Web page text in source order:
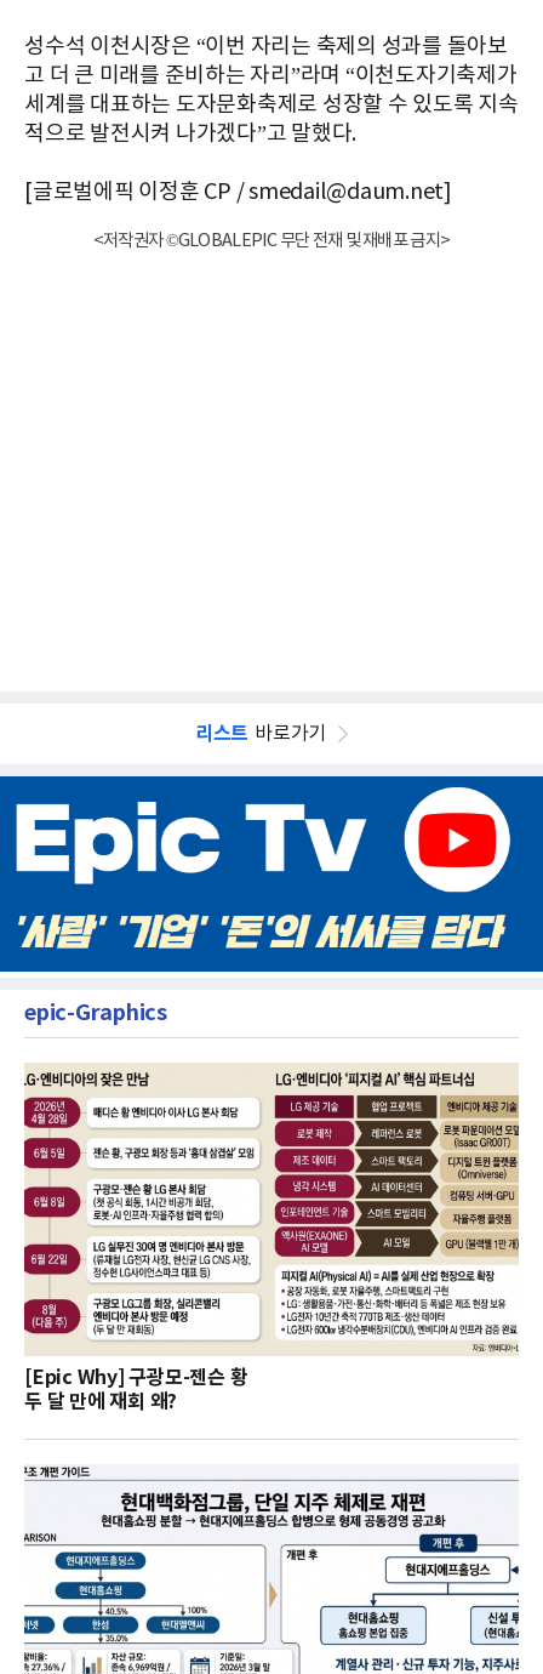
성수석 이천시장은 “이번 자리는 축제의 성과를 돌아보
고 더 큰 미래를 준비하는 자리”라며 “이천도자기축제가
세계를 대표하는 도자문화축제로 성장할 수 있도록 지속
적으로 발전시켜 나가겠다”고 말했다.
[글로벌에픽 이정훈 CP / smedail@daum.net]
<저작권자 ©GLOBALEPIC 무단 전재 및 재배포 금지>
리스트 바로가기
epic-Graphics
[Epic Why] 구광모-젠슨 황
두 달 만에 재회 왜?